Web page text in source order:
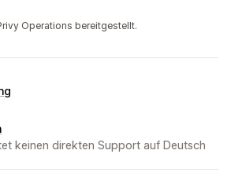
Operations bereitgestellt.
keinen direkten Support auf Deutsch